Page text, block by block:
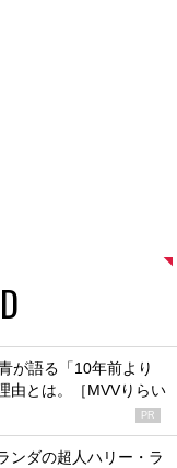
が語る「10年前より
由とは。［MVVりらい
PR
ンダの超人ハリー・ラ